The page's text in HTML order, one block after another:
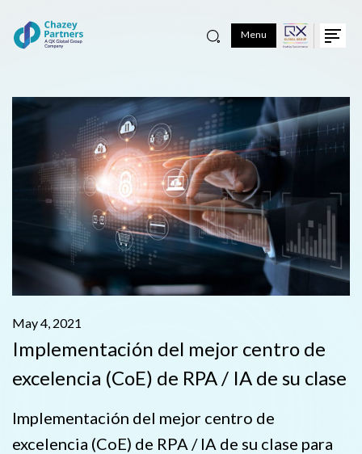
Menu
May 4, 2021
Implementación del mejor centro de
excelencia (CoE) de RPA / IA de su clase
Implementación del mejor centro de
excelencia (CoE) de RPA / IA de su clase para